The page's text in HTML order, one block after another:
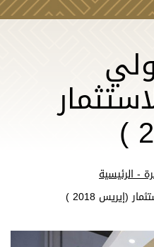
- الرئيسية
(إيريس 2018 )